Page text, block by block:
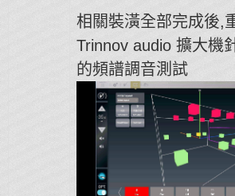
相關裝潢全部完成後,
Trinnov audio 擴大機
的頻譜調音測試